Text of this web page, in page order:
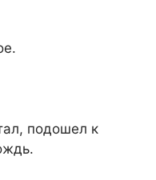
подошел к